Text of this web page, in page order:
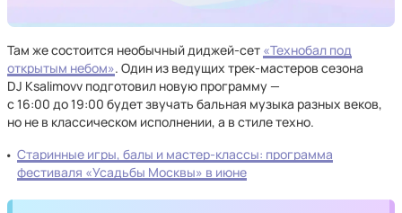
Там же состоится необычный диджей-сет «Технобал под
открытым небом». Один из ведущих трек-мастеров сезона
DJ Ksalimovv подготовил новую программу —
с 16:00 до 19:00 будет звучать бальная музыка разных веков,
но не в классическом исполнении, а в стиле техно.
Старинные игры, балы и мастер-классы: программа
фестиваля «Усадьбы Москвы» в июне